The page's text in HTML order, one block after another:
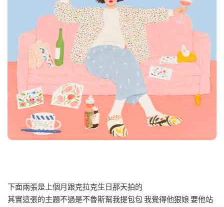
下面兩張是上個月跟克拉克生日那天拍的
其實這張的主題不過是不魯斯幫我提包包 我覺得他狠娘 要他站